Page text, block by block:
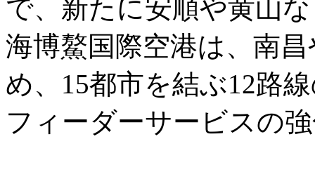
で、新たに安順や黄山
海博鰲国際空港は、南
め、15都市を結ぶ12路
フィーダーサービスの